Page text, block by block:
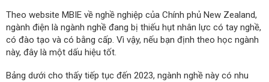
Theo website MBIE về nghề nghiệp của Chính phủ New Zealand,
ngành điện là ngành nghề đang bị thiếu hụt nhân lực có tay nghề,
có đào tạo và có bằng cấp. Vì vậy, nếu bạn định theo học ngành
này, đây là một dấu hiệu tốt.
Bảng dưới cho thấy tiếp tục đến 2023, ngành nghề này có nhu